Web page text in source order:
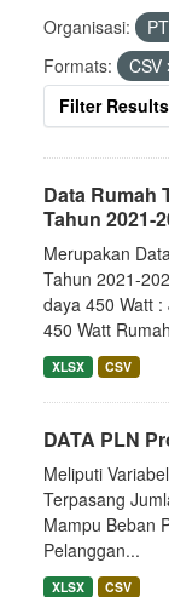
Organisasi:
Formats:
CSV
Filter Results
Data Rumah
Tahun 2021-
Merupakan
Tahun 2021-
daya 450 Watt
450 Watt
XLSX CSV
DATA PLN
Meliputi
Terpasang
Mampu Beban
Pelanggan...
XLSX CSV